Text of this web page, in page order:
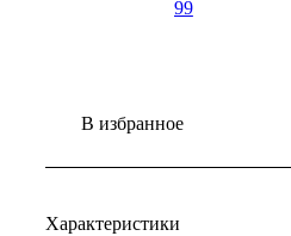
В избранное
Характеристики